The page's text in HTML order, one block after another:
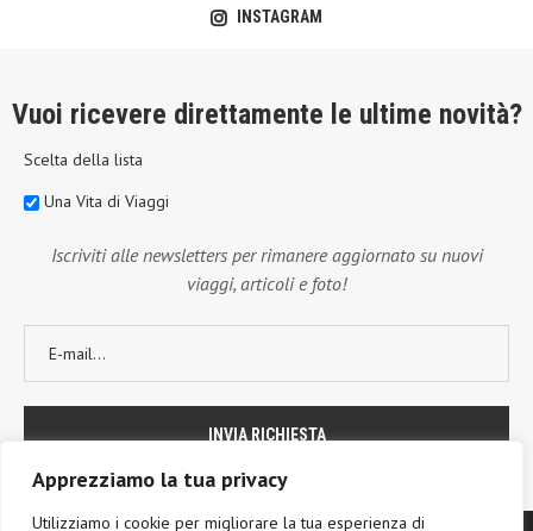
Apprezziamo la tua privacy
Utilizziamo i cookie per migliorare la tua esperienza di
INSTAGRAM
Vuoi ricevere direttamente le ultime novità?
Scelta della lista
Una Vita di Viaggi
Iscriviti alle newsletters per rimanere aggiornato su nuovi
viaggi, articoli e foto!